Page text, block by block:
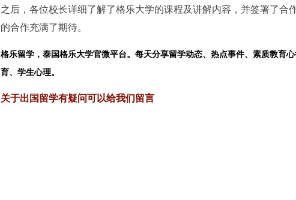
之后，各位校长详细了解了格乐大学的课程及讲解内容，并签署了合
的合作充满了期待。
格乐留学，泰国格乐大学官微平台。每天分享留学动态、热点事件、素质教育
育、学生心理。
关于出国留学有疑问可以给我们留言